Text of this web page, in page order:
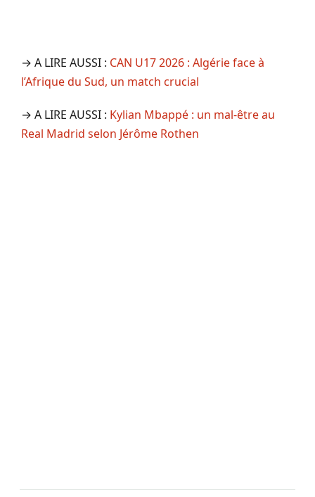
→ A LIRE AUSSI : CAN U17 2026 : Algérie face à
l’Afrique du Sud, un match crucial
→ A LIRE AUSSI : Kylian Mbappé : un mal-être au
Real Madrid selon Jérôme Rothen